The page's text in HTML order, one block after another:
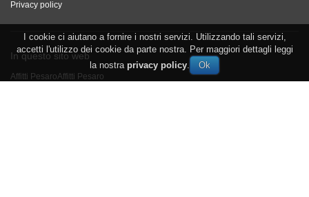
Privacy policy
In questo sito web
Affitti PesaroAffitti Pesaro
I cookie ci aiutano a fornire i nostri servizi. Utilizzando tali servizi,
accetti l'utilizzo dei cookie da parte nostra. Per maggiori dettagli leggi
la nostra privacy policy.